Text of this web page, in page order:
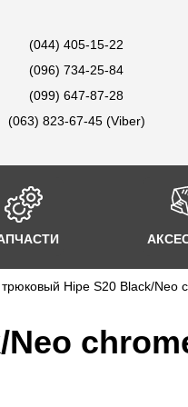
(044) 405-15-22
(096) 734-25-84
(099) 647-87-28
(063) 823-67-45 (Viber)
Hipe S20 Black/Neo